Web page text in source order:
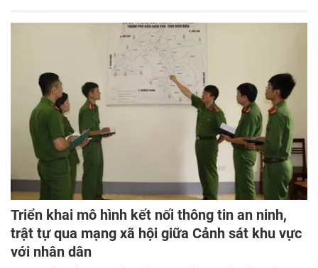
học, nhà nghiên cứu trong và ngoài lực lượng.
Triển khai mô hình kết nối thông tin an ninh,
trật tự qua mạng xã hội giữa Cảnh sát khu vực
với nhân dân